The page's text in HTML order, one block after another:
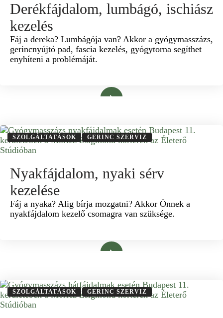
Derékfájdalom, lumbágó, ischiász
kezelés
Fáj a dereka? Lumbágója van? Akkor a gyógymasszázs,
gerincnyújtó pad, fascia kezelés, gyógytorna segíthet
enyhíteni a problémáját.
SZOLGÁLTATÁSOK GERINC SZERVIZ
Nyakfájdalom, nyaki sérv
kezelése
Fáj a nyaka? Alig bírja mozgatni? Akkor Önnek a
nyakfájdalom kezelő csomagra van szüksége.
SZOLGÁLTATÁSOK GERINC SZERVIZ